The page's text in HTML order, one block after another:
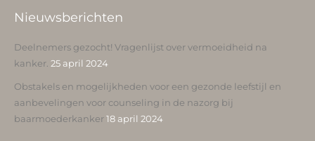
Nieuwsberichten
Deelnemers gezocht! Vragenlijst over vermoeidheid na
kanker. 25 april 2024
Obstakels en mogelijkheden voor een gezonde leefstijl en
aanbevelingen voor counseling in de nazorg bij
baarmoederkanker 18 april 2024